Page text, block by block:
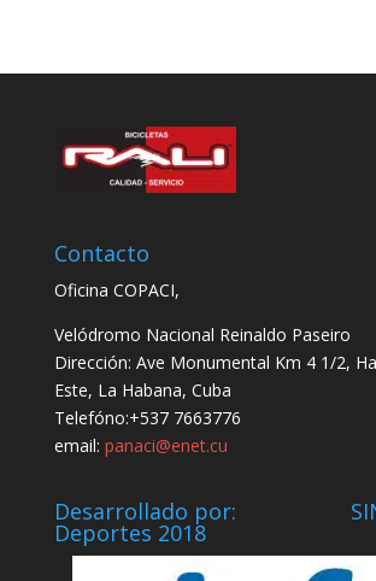
Contacto
Oficina COPACI,
Velódromo Nacional Reinaldo Paseiro
Dirección: Ave Monumental Km 4 1/2,
Este, La Habana, Cuba
Telefóno:+537 7663776
email: panaci@enet.cu
Desarrollado por:
Deportes 2018